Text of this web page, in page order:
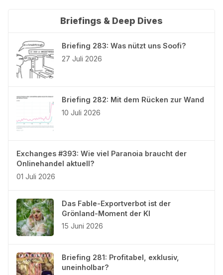
Briefings & Deep Dives
Briefing 283: Was nützt uns Soofi?
27 Juli 2026
Briefing 282: Mit dem Rücken zur Wand
10 Juli 2026
Exchanges #393: Wie viel Paranoia braucht der
Onlinehandel aktuell?
01 Juli 2026
Das Fable-Exportverbot ist der
Grönland-Moment der KI
15 Juni 2026
Briefing 281: Profitabel, exklusiv,
uneinholbar?